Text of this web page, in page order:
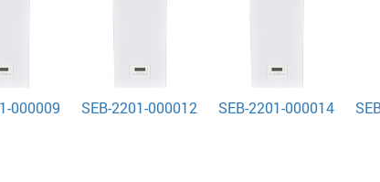
000009 SEB-2201-000012 SEB-2201-000014